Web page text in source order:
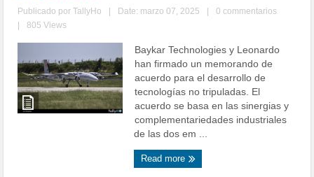
Publicado porTallyHo Date: marzo 07, 2025
0 commentarios
805 Views
Baykar Technologies y Leonardo
han firmado un memorando de
acuerdo para el desarrollo de
tecnologías no tripuladas. El
acuerdo se basa en las sinergias y
complementariedades industriales
de las dos em ...
Read more